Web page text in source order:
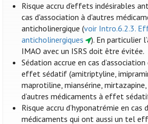
Risque accru d'effets indésirables
cas d'association à d'autres
anticholinergique (voir Intro.6.2.3.
anticholinergiques
). En particulier
IMAO avec un ISRS doit être évitée.
Sédation accrue en cas d’association
effet sédatif (amitriptyline,
maprotiline, miansérine,
d’autres médicaments à effet
Risque accru d’hyponatrémie en cas
médicaments qui ont aussi un tel